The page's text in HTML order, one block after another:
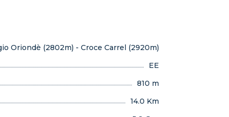
Oriondè (2802m) - Croce Carrel (2920m)
EE
810 m
14.0 Km